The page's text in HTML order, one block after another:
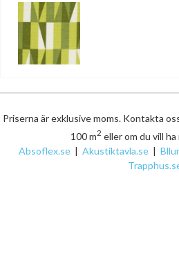
Priserna är exklusive moms. Kontakta
100 m2 eller om du vill
Absoflex.se | Akustiktavla.se |